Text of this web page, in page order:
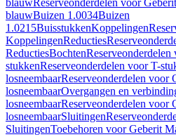
blauwReserveonderdelen voor
blauwBuizen 1.0034Buizen
1.0215BuisstukkenKoppelingen
KoppelingenReducties
ReductiesBochtenReserveonderdelen
stukkenReserveonderdelen voor T-
losneembaarReserveonderdelen voor
losneembaarOvergangen en
losneembaarReserveonderdelen voor
losneembaarSluitingen
SluitingenToebehoren voor Geberit